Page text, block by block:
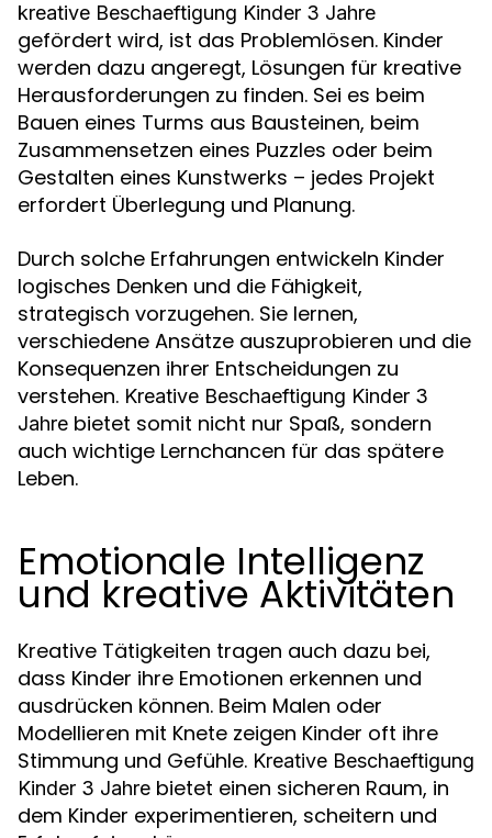
kreative Beschaeftigung Kinder 3 Jahre
gefördert wird, ist das Problemlösen. Kinder
werden dazu angeregt, Lösungen für kreative
Herausforderungen zu finden. Sei es beim
Bauen eines Turms aus Bausteinen, beim
Zusammensetzen eines Puzzles oder beim
Gestalten eines Kunstwerks – jedes Projekt
erfordert Überlegung und Planung.
Durch solche Erfahrungen entwickeln Kinder
logisches Denken und die Fähigkeit,
strategisch vorzugehen. Sie lernen,
verschiedene Ansätze auszuprobieren und die
Konsequenzen ihrer Entscheidungen zu
verstehen. Kreative Beschaeftigung Kinder 3
Jahre bietet somit nicht nur Spaß, sondern
auch wichtige Lernchancen für das spätere
Leben.
Emotionale Intelligenz
und kreative Aktivitäten
Kreative Tätigkeiten tragen auch dazu bei,
dass Kinder ihre Emotionen erkennen und
ausdrücken können. Beim Malen oder
Modellieren mit Knete zeigen Kinder oft ihre
Stimmung und Gefühle. Kreative Beschaeftigung
Kinder 3 Jahre bietet einen sicheren Raum, in
dem Kinder experimentieren, scheitern und